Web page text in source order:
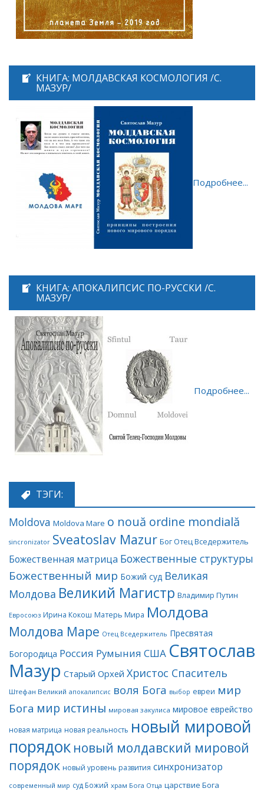
КНИГА: МОЛДАВСКАЯ КОСМОЛОГИЯ /С.
МАЗУР/
Подробнее...
КНИГА: АПОКАЛИПСИС ПО-РУССКИ /С.
МАЗУР/
Подробнее...
ТЭГИ:
Moldova Moldova Mare o nouă ordine mondială
sincronizator Sveatoslav Mazur Бог Отец Вседержитель
Божественная матрица Божественные структуры
Божественный мир Божий суд Великая
Молдова Великий Магистр Владимир Путин
Евросоюз Ирина Кокош Матерь Мира Молдова
Молдова Маре Отец Вседержитель Пресвятая
Богородица Россия Румыния США Святослав
Мазур Старый Орхей Христос Спаситель
Штефан Великий апокалипсис воля Бога выбор евреи мир
Бога мир истины мировая закулиса мировое еврейство
новая матрица новая реальность новый мировой
порядок новый молдавский мировой
порядок новый уровень развития синхронизатор
современный мир суд Божий храм Бога Отца царствие Бога